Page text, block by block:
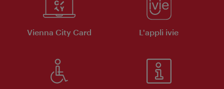
Vienna City Card L'appli ivie